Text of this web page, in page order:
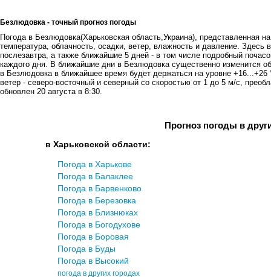
Безлюдовка - точный прогноз погоды
Погода в Безлюдовка(Харьковская область,Украина), представленная
температура, облачность, осадки, ветер, влажность и давление. Здесь
послезавтра, а также ближайшие 5 дней - в том числе подробный
каждого дня. В ближайшие дни в Безлюдовка существенно изменится
в Безлюдовка в ближайшее время будет держаться на уровне
ветер - северо-восточный и северный со скоростью от 1 до 5 м/с,
обновлен 20 августа в 8:30.
Прогноз погоды в
в Харьковской области:
Погода в Харькове
Погода в Балаклее
Погода в Барвенковo
Погода в Березовка
Погода в Близнюках
Погода в Богодухове
Погода в Боровая
Погода в Буды
Погода в Высокий
погода в других городах